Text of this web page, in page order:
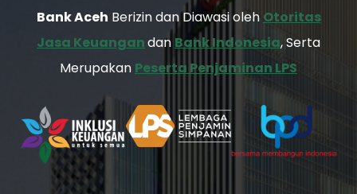
Bank Aceh Berizin dan Diawasi oleh Otoritas
Jasa Keuangandan Bank Indonesia, Serta
Merupakan Peserta Penjaminan LPS